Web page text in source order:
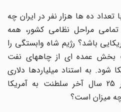
ده ها هزار نفر در ایران چه
مراحل نظامی کشور، همه
باشد؟ رژیم شاه وابستگی را
بخش عمده ای از چاههای نفت
به استناد میلیاردها دلاری
که در آن زمان مخصوصاً در 25 سال آخر سلطنت به آمریکا
میزان است؟